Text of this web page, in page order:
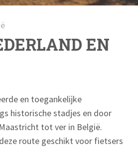
EN
en toegankelijke
historische stadjes en door
tot ver in België.
route geschikt voor fietsers